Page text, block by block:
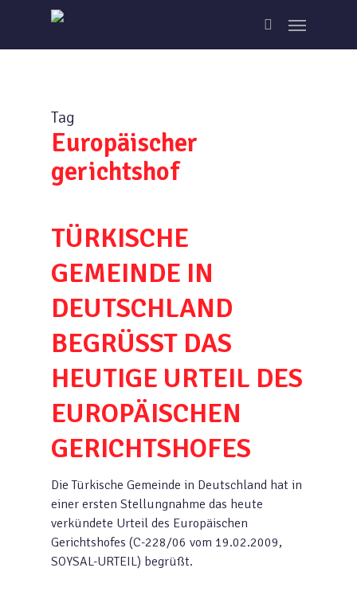
main
search
Menu
Tag
Europäischer
gerichtshof
TÜRKISCHE
GEMEINDE IN
DEUTSCHLAND
BEGRÜSST DAS
HEUTIGE URTEIL DES
EUROPÄISCHEN
GERICHTSHOFES
Die Türkische Gemeinde in Deutschland hat in
einer ersten Stellungnahme das heute
verkündete Urteil des Europäischen
Gerichtshofes (C-228/06 vom 19.02.2009,
SOYSAL-URTEIL) begrüßt.